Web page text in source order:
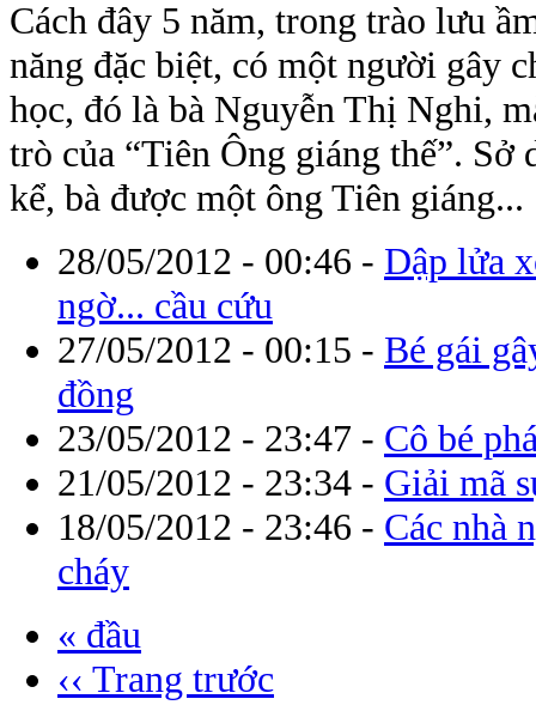
Cách đây 5 năm, trong trào lưu
năng đặc biệt, có một người gây
học, đó là bà Nguyễn Thị Nghi,
trò của “Tiên Ông giáng thế”.
kể, bà được một ông Tiên giáng...
28/05/2012 - 00:46 - Dập lửa
ngờ... cầu cứu
27/05/2012 - 00:15 - Bé gái
đồng
23/05/2012 - 23:47 - Cô bé
21/05/2012 - 23:34 - Giải mã
18/05/2012 - 23:46 - Các nhà
cháy
« đầu
‹‹ Trang trước